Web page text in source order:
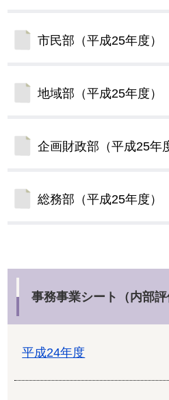
市民部（平成25年度）
地域部（平成25年度）
企画財政部（平成25年
総務部（平成25年度）
事務事業シート（内部
平成24年度